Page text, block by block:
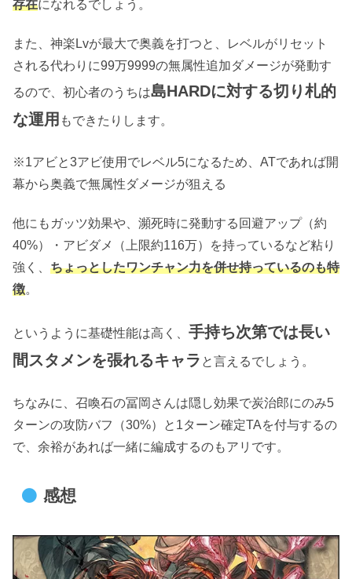
存在になれるでしょう。
また、神楽Lvが最大で奥義を打つと、レベルがリセット
される代わりに99万9999の無属性追加ダメージが発動す
るので、初心者のうちは島HARDに対する切り札的
な運用 もできたりします。
※1アビと3アビ使用でレベル5になるため、ATであれば開
幕から奥義で無属性ダメージが狙える
他にもガッツ効果や、瀕死時に発動する回避アップ（約
40%）・アビダメ（上限約116万）を持っているなど粘り
強く、 ちょっとしたワンチャン力を併せ持っているのも特
徴。
というように基礎性能は高く、 手持ち次第では長い
間スタメンを張れるキャラ と言えるでしょう。
ちなみに、召喚石の冨岡さんは隠し効果で炭治郎にのみ5
ターンの攻防バフ（30%）と1ターン確定TAを付与するの
で、余裕があれば一緒に編成するのもアリです。
感想